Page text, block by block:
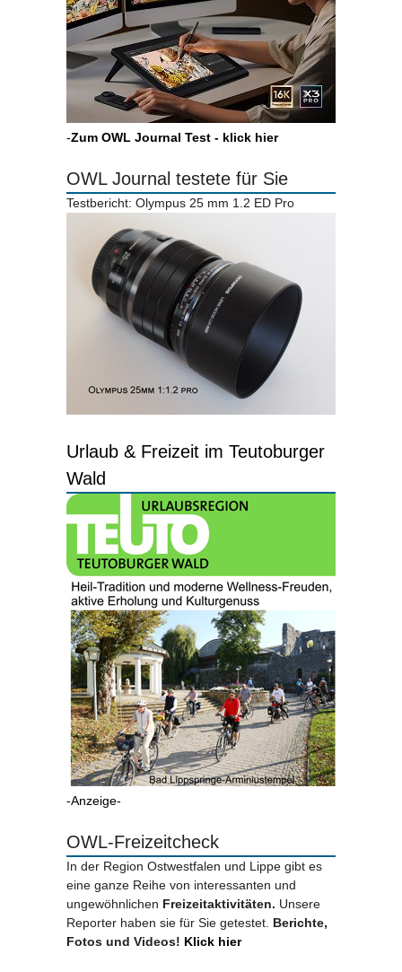
-Zum OWL Journal Test - klick hier
OWL Journal testete für Sie
Testbericht: Olympus 25 mm 1.2 ED Pro
Urlaub & Freizeit im Teutoburger
Wald
-Anzeige-
OWL-Freizeitcheck
In der Region Ostwestfalen und Lippe gibt es
eine ganze Reihe von interessanten und
ungewöhnlichen Freizeitaktivitäten. Unsere
Reporter haben sie für Sie getestet. Berichte,
Fotos und Videos! Klick hier